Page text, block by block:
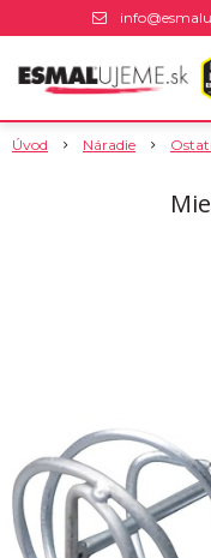
Úvod Náradie